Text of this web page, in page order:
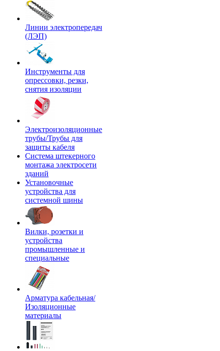
Линии электропередач
(ЛЭП)
Инструменты для
опрессовки, резки,
снятия изоляции
Электроизоляционные
трубы/Трубы для
защиты кабеля
Система штекерного
монтажа электросети
зданий
Установочные
устройства для
системной шины
Вилки, розетки и
устройства
промышленные и
специальные
Арматура кабельная/
Изоляционные
материалы